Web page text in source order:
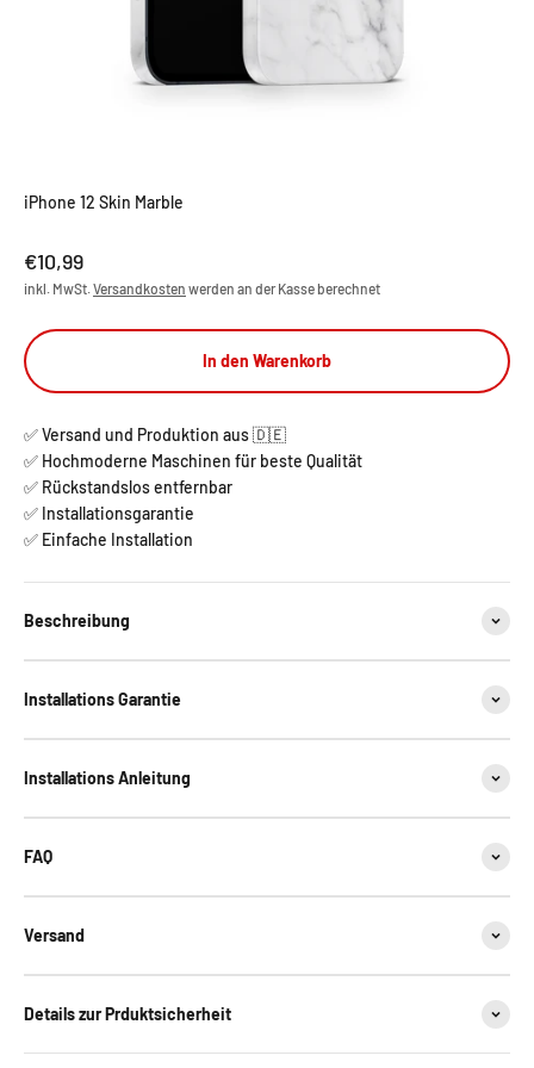
iPhone 12 Skin Marble
Angebot
€10,99
inkl. MwSt.Versandkosten werden an der Kasse berechnet
In den Warenkorb
✅ Versand und Produktion aus 🇩🇪
✅ Hochmoderne Maschinen für beste Qualität
✅ Rückstandslos entfernbar
✅ Installationsgarantie
✅ Einfache Installation
Beschreibung
Installations Garantie
Installations Anleitung
FAQ
Versand
Details zur Prduktsicherheit